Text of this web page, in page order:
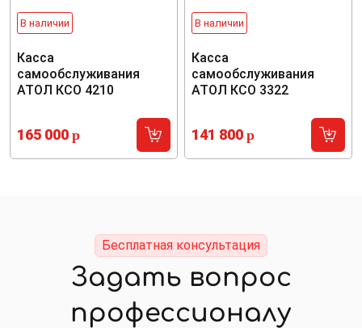
В наличии
Касса
самообслуживания
АТОЛ КСО 4210
165 000 p
В наличии
Касса
самообслуживания
АТОЛ КСО 3322
141 800 p
Бесплатная консультация
Задать вопрос
профессионалу